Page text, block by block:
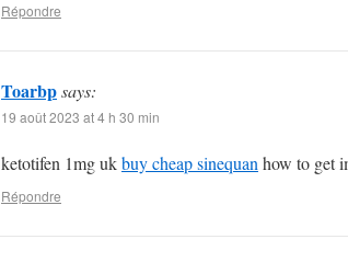
Répondre
Toarbpsays:
19 août 2023 at 4 h 30 min
ketotifen 1mg ukbuy cheap sinequan how to get
Répondre